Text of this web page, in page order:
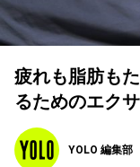
疲れも脂肪も
るためのエク
YOLO 編集部